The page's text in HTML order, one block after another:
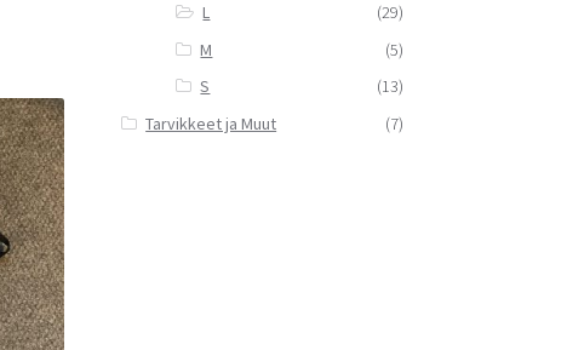
L
(29)
M
(5)
S
(13)
Tarvikkeet ja Muut
(7)